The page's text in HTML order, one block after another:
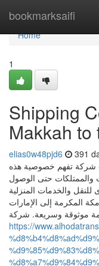
bookmarksaifi
Home
Home
1
Shipping
Makkah to
elias0w48pjd6 391
شركة تفهم خصوصية هذه
والممتلكات حتى الوصول
للنقل والخدمات المنزلية
المكرمة إلى الإمارات
موثوقة وسريعة. شركة
https://